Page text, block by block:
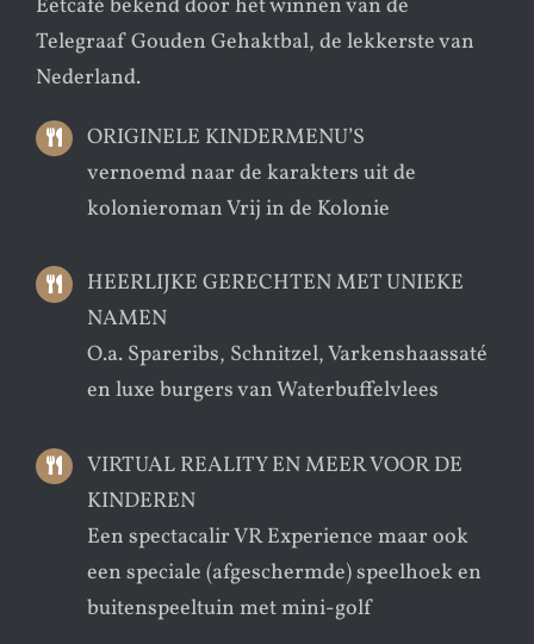
Eetcafé bekend door het winnen van de
Telegraaf Gouden Gehaktbal, de lekkerste van
Nederland.
ORIGINELE KINDERMENU’S
vernoemd naar de karakters uit de
kolonieroman Vrij in de Kolonie
HEERLIJKE GERECHTEN MET UNIEKE
NAMEN
O.a. Spareribs, Schnitzel, Varkenshaassaté
en luxe burgers van Waterbuffelvlees
VIRTUAL REALITY EN MEER VOOR DE
KINDEREN
Een spectacalir VR Experience maar ook
een speciale (afgeschermde) speelhoek en
buitenspeeltuin met mini-golf